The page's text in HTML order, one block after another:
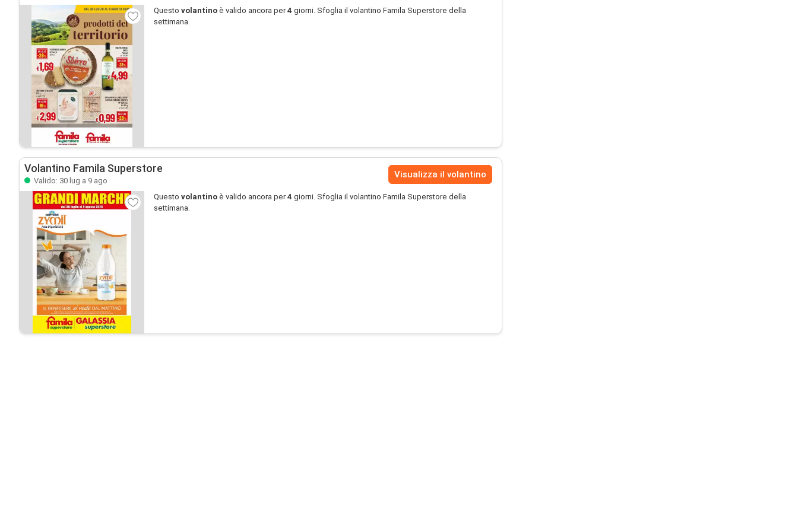
Questo volantino è valido ancora per4 giorni. Sfoglia il volantino Famila Superstore della
settimana.
Volantino Famila Superstore
Valido: 30 lug a 9 ago
Visualizza il volantino
Questo volantino è valido ancora per4 giorni. Sfoglia il volantino Famila Superstore della
settimana.